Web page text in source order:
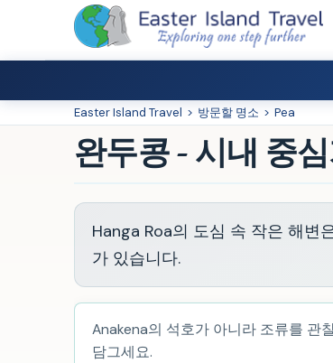
Easter Island Travel > 방문할 명소 > Pea
완두콩 - 시내 중
Hanga Roa의 도심 속 작은 해변
가 있습니다.
Anakena의 석호가 아니라 조류를 관
담그세요.